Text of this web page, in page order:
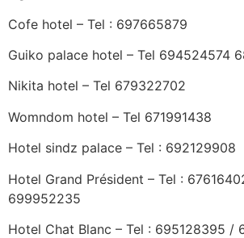
Cofe hotel – Tel : 697665879
Guiko palace hotel – Tel 694524574
Nikita hotel – Tel 679322702
Womndom hotel – Tel 671991438
Hotel sindz palace – Tel : 692129908
Hotel Grand Président – Tel :
699952235
Hotel Chat Blanc – Tel : 695128395 /